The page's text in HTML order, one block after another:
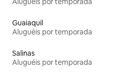
Guaiaquil
Aluguéis por temporada
Salinas
Aluguéis por temporada